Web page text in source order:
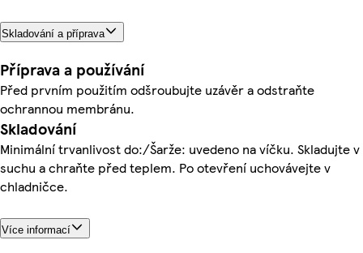
Skladování a příprava
Příprava a používání
Před prvním použitím odšroubujte uzávěr a odstraňte
ochrannou membránu.
Skladování
Minimální trvanlivost do:/Šarže: uvedeno na víčku. Skladujte v
suchu a chraňte před teplem. Po otevření uchovávejte v
chladničce.
Více informací